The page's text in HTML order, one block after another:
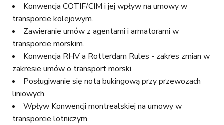
Konwencja COTIF/CIM i jej wpływ na umowy w
transporcie kolejowym.
Zawieranie umów z agentami i armatorami w
transporcie morskim.
Konwencja RHV a Rotterdam Rules - zakres zmian w
zakresie umów o transport morski.
Posługiwanie się notą bukingową przy przewozach
liniowych.
Wpływ Konwencji montrealskiej na umowy w
transporcie lotniczym.